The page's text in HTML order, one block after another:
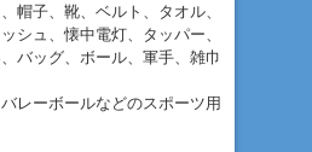
帽子、靴、ベルト、タオル、
シュ、懐中電灯、タッパー、
バッグ、ボール、軍手、雑巾
レーボールなどのスポーツ用